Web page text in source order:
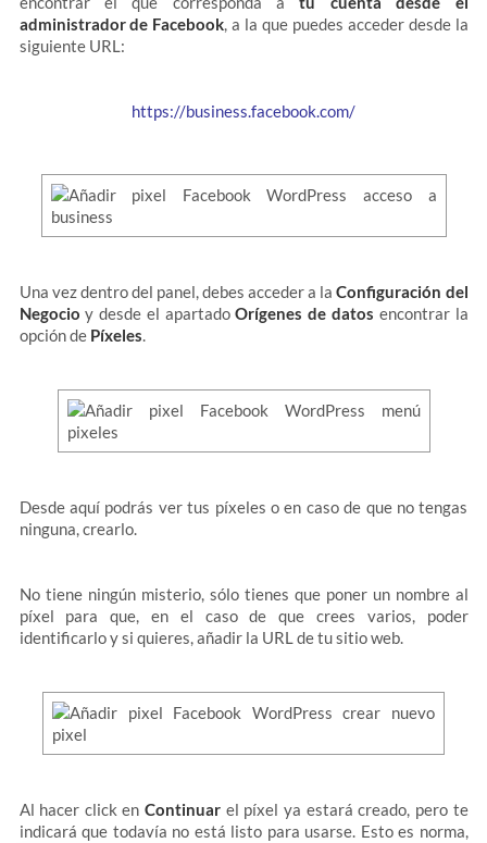
administrador de Facebook, a la que puedes acceder desde la
siguiente URL:
https://business.facebook.com/
Una vez dentro del panel, debes acceder a laConfiguración del
Negocio y desde el apartadoOrígenes de datos encontrar la
opción de Píxeles
Desde aquí podrás ver tus píxeles o en caso de que no tengas
ninguna, crearlo.
No tiene ningún misterio, sólo tienes que poner un nombre al
píxel para que, en el caso de que crees varios, poder
identificarlo y si quieres, añadir la URL de tu sitio web.
Al hacer click enContinuar el píxel ya estará creado, pero te
indicará que todavía no está listo para usarse. Esto es norma,